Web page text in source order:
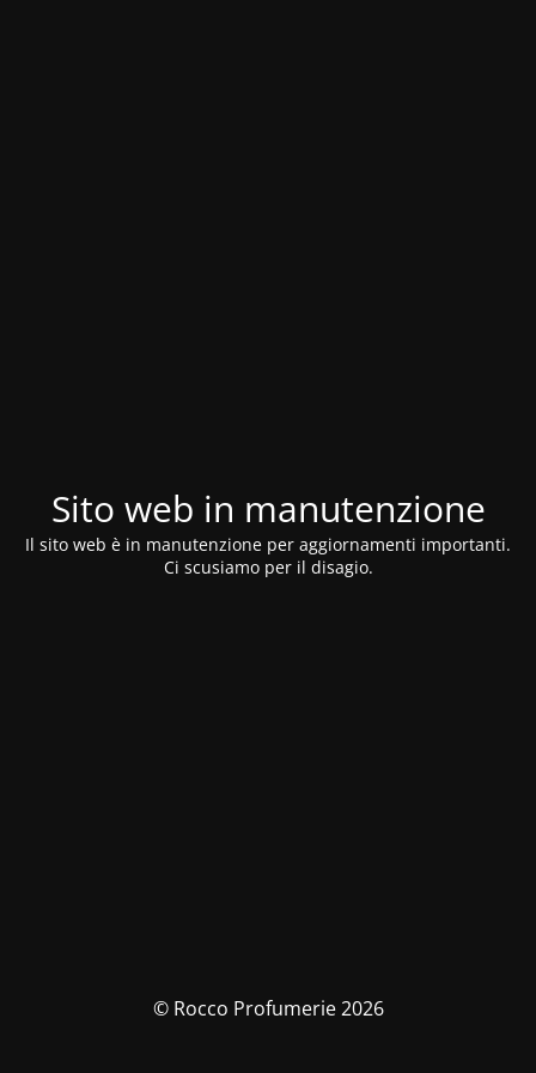
Sito web in manutenzione
Il sito web è in manutenzione per aggiornamenti importanti.
Ci scusiamo per il disagio.
© Rocco Profumerie 2026